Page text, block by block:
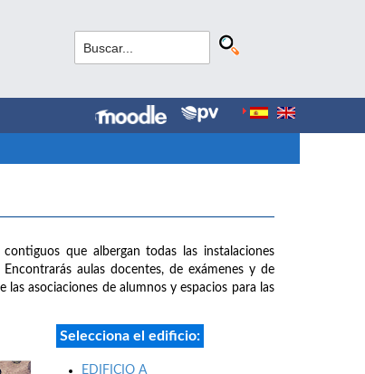
que albergan todas las instalaciones
aulas docentes, de exámenes y de
asociaciones de alumnos y espacios para las
Selecciona el edificio:
EDIFICIO A